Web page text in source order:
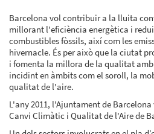
Barcelona vol contribuir a la lluita
millorant l'eficiència energètica i
combustibles fòssils, així com les
hivernacle. És per això que la ciutat
i fomenta la millora de la qualitat
incidint en àmbits com el soroll, la
qualitat de l'aire.
L'any 2011, l'Ajuntament de
Canvi Climàtic i Qualitat de l'Aire de